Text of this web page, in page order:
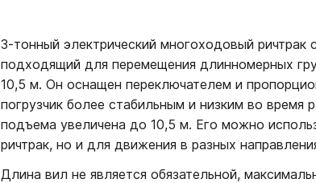
3-тонный электрический многоходовый ричтрак
подходящий для перемещения длинномерных
10,5 м. Он оснащен переключателем и
погрузчик более стабильным и низким во время
подъема увеличена до 10,5 м. Его можно
ричтрак, но и для движения в разных
Длина вил не является обязательной,